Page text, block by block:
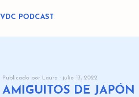
VDC PODCAST
Publicado por Laura julio 13, 2022
AMIGUITOS DE JAPÓN